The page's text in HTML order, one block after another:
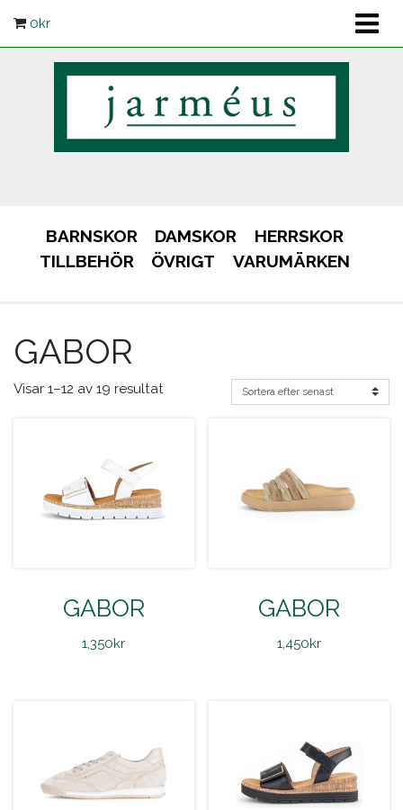
0kr
BARNSKOR DAMSKOR
HERRSKOR
TILLBEHÖR
ÖVRIGT VARUMÄRKEN
GABOR
Visar 1–12 av 19 resultat
GABOR
1,350kr
GABOR
1,450kr